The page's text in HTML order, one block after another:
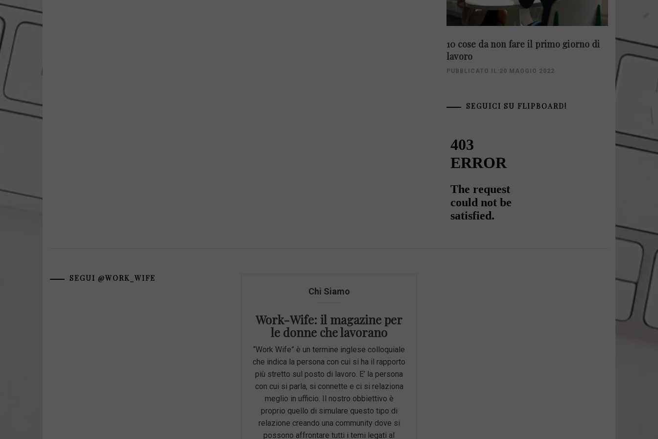
10 cose da non fare il primo giorno di
lavoro
PUBBLICATO IL:20 MAGGIO 2022
SEGUICI SU FLIPBOARD!
SEGUI @WORK_WIFE
Chi Siamo
Work-Wife: il magazine per
le donne che lavorano
“Work Wife” è un termine inglese colloquiale
che indica la persona con cui si ha il rapporto
più stretto sul posto di lavoro. E’ la persona
con cui si parla, si connette e ci si relaziona
meglio in ufficio. Il nostro obbiettivo è
proprio quello di simulare questo tipo di
relazione creando una community dove si
possono affrontare tutti i temi legati al